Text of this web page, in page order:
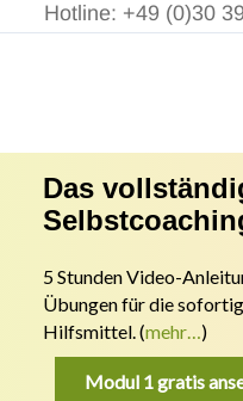
Hotline: +49 (0)30
Das
5 Stunden Video-
Übungen für die
Hilfsmittel. (mehr… )
Modul 1 gratis